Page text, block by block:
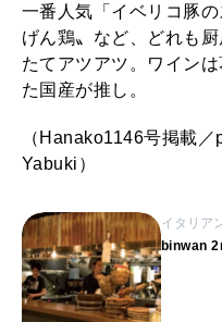
一番人気「イベリコ豚
げん鶏〟など、どれも
たてアツアツ。ワイン
た国産が推し。
（Hanako1146号掲載
Yabuki）
イタリア
binwan